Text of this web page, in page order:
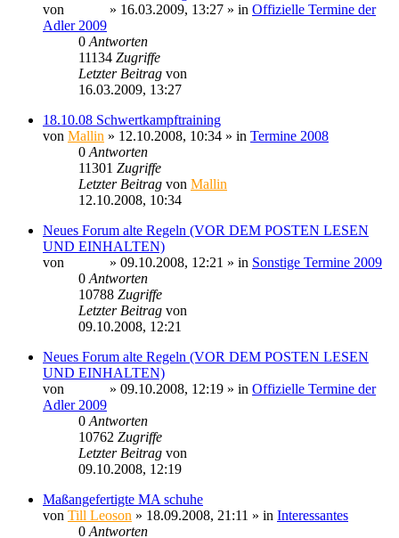
von
» 16.03.2009, 13:27 » in Offizielle Termine der
Adler 2009
0 Antworten
11134 Zugriffe
Letzter Beitrag von
16.03.2009, 13:27
18.10.08 Schwertkampftraining
von Mallin » 12.10.2008, 10:34 » in Termine 2008
0 Antworten
11301 Zugriffe
Letzter Beitrag von Mallin
12.10.2008, 10:34
Neues Forum alte Regeln (VOR DEM POSTEN LESEN
UND EINHALTEN)
von
» 09.10.2008, 12:21 » in Sonstige Termine 2009
0 Antworten
10788 Zugriffe
Letzter Beitrag von
09.10.2008, 12:21
Neues Forum alte Regeln (VOR DEM POSTEN LESEN
UND EINHALTEN)
von
» 09.10.2008, 12:19 » in Offizielle Termine der
Adler 2009
0 Antworten
10762 Zugriffe
Letzter Beitrag von
09.10.2008, 12:19
Maßangefertigte MA schuhe
von Till Leoson » 18.09.2008, 21:11 » in Interessantes
0 Antworten